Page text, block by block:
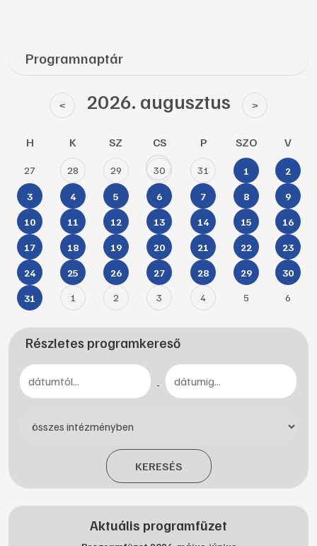
Programnaptár
< 2026. augusztus >
H K SZ CS P SZO V
27 28 29 30 31 1 2
3 4 5 6 7 8 9
10 11 12 13 14 15 16
17 18 19 20 21 22 23
24 25 26 27 28 29 30
31 1 2 3 4 5 6
Részletes programkereső
-
KERESÉS
Aktuális programfüzet